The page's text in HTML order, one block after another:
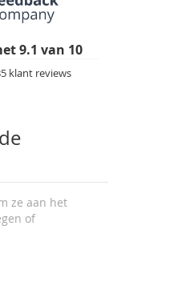
9.1 van 10
klant reviews
ze aan het
of